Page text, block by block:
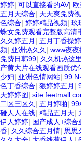
婷婷| 可以直接看的AV|
五月天综合| 天天爽免费
色综合| 婷婷精品视频| 玖
蛛女免费观看完整版高清
久久婷五月 | 五月丁香操
频| 亚洲热久久 | www夜夜
免费日韩99| 久久机热这
产黄大片在线观看画质优
少妇| 亚洲色情网站| 99.N
色丁香综合| 狠婷婷五月 |
天婷婷图|
二区三区久 | 五月婷啪| 99
碰人人在线| 精品五月天|
伊人婷婷| 国产成人+综合
香| 久久综合五月情| 思思